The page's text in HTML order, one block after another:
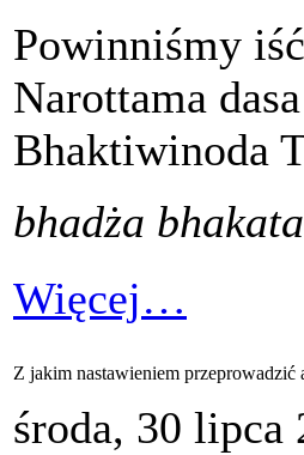
Powinniśmy
Narottama
Bhaktiwinoda
bhadża
Więcej…
Z jakim nastawieniem przeprowadzić
środa, 30 lipca